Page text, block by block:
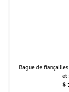
Bague de
et
$